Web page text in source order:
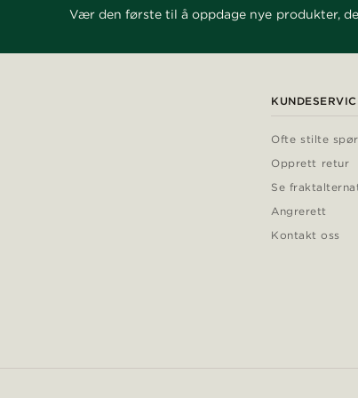
Vær den første til å oppdage nye produkter,
Ofte stilte
Opprett retur
Se
Angrerett
Kontakt oss